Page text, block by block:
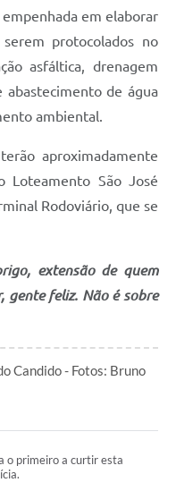
em elaborar
protocolados no
asfáltica, drenagem
de água
ambiental.
aproximadamente
Loteamento São José
Rodoviário, que se
extensão de quem
gente feliz. Não é sobre
Candido - Fotos: Bruno
o primeiro a curtir esta